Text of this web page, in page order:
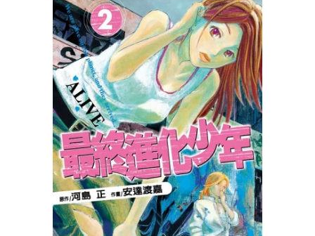
天天免運 美食蛋糕 養生保健 民生用品
居家生活 3C家電 運動休閒 親子玩具
女裝 男裝 化妝保養 情趣用品
日本購物 電子/紙本書
HOT